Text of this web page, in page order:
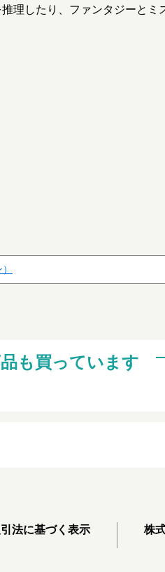
理したり、ファンタジーとミ
も買っています
法に基づく表示 株